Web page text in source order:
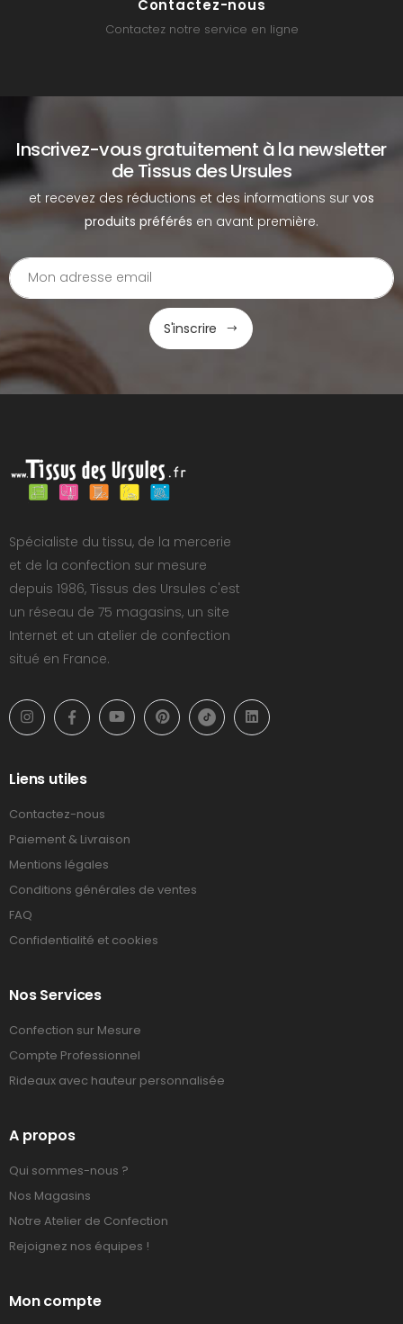
Contactez-nous
Contactez notre service en ligne
Inscrivez-vous gratuitement à la newsletter
de Tissus des Ursules
et recevez des réductions et des informations sur vos
produits préférés en avant première.
S'inscrire
Spécialiste du tissu, de la mercerie
et de la confection sur mesure
depuis 1986, Tissus des Ursules c'est
un réseau de 75 magasins, un site
Internet et un atelier de confection
situé en France.
Liens utiles
Contactez-nous
Paiement & Livraison
Mentions légales
Conditions générales de ventes
FAQ
Confidentialité et cookies
Nos Services
Confection sur Mesure
Compte Professionnel
Rideaux avec hauteur personnalisée
A propos
Qui sommes-nous ?
Nos Magasins
Notre Atelier de Confection
Rejoignez nos équipes !
Mon compte